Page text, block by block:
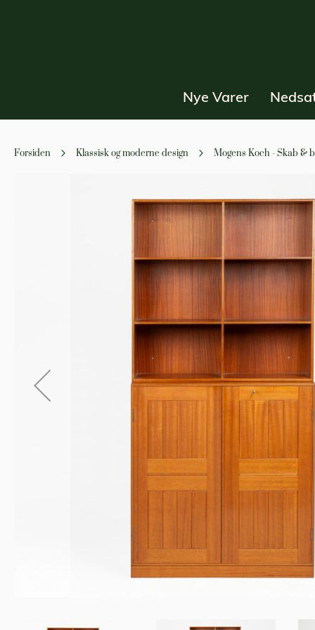
Nye Varer
Forsiden Klassisk og moderne design Mogens Koch - Skab &